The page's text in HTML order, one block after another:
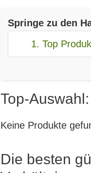
Springe zu den
1. Top
Top-
Keine Produkte
Die besten